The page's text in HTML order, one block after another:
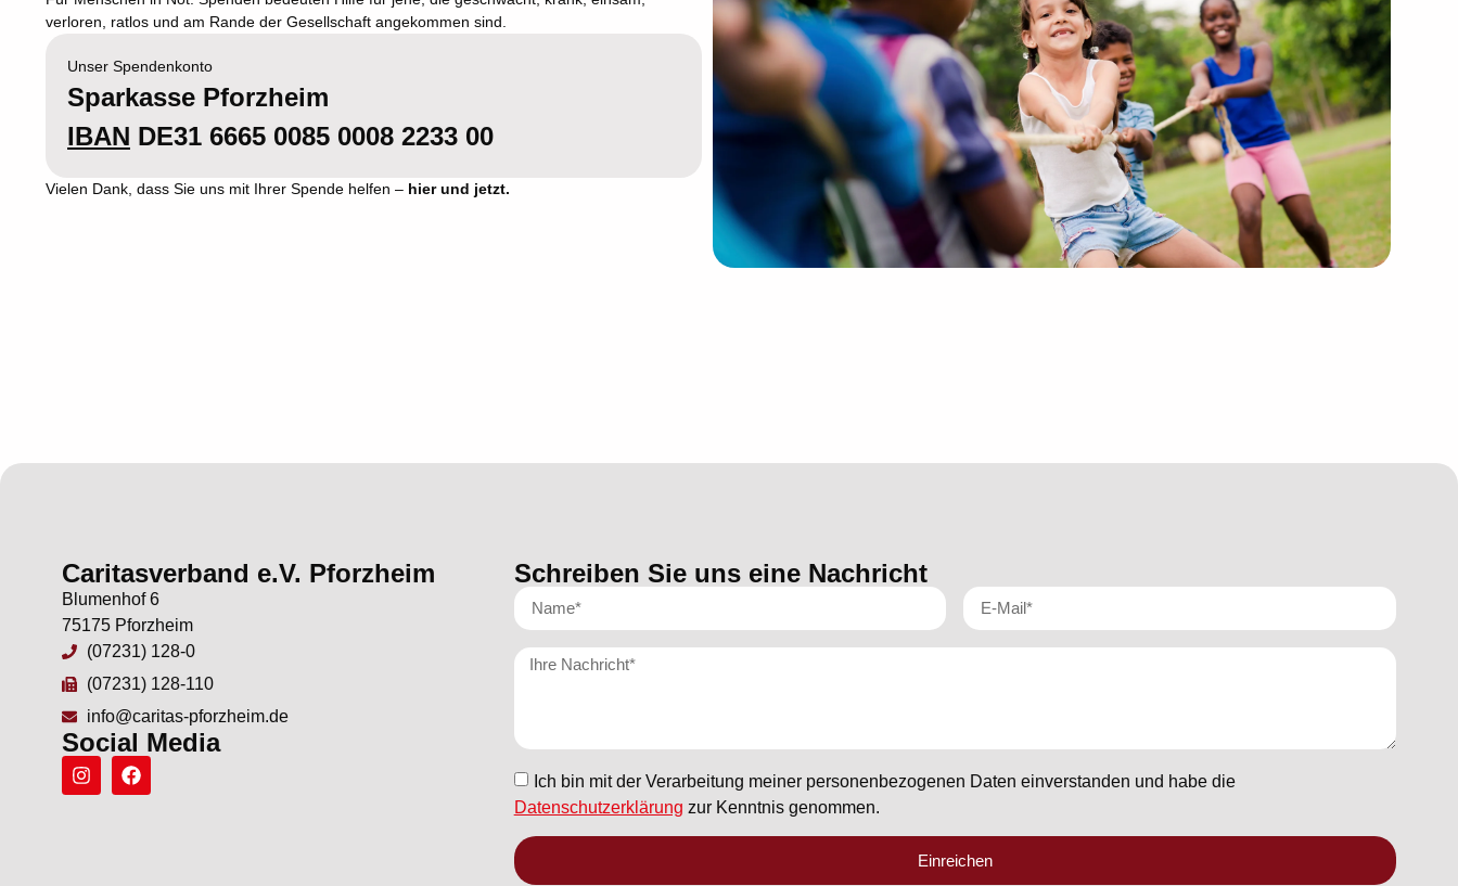
verloren, ratlos und am Rande der Gesellschaft angekommen sind.
Unser Spendenkonto
Sparkasse Pforzheim
IBAN DE31 6665 0085 0008 2233 00
Vielen Dank, dass Sie uns mit Ihrer Spende helfen – hier und jetzt.
Caritasverband e.V. Pforzheim
Blumenhof 6
75175 Pforzheim
(07231) 128-0
(07231) 128-110
info@caritas-pforzheim.de
Social Media
Schreiben Sie uns eine Nachricht
Ich bin mit der Verarbeitung meiner personenbezogenen Daten einverstanden und habe die
Datenschutzerklärung zur Kenntnis genommen.
Einreichen